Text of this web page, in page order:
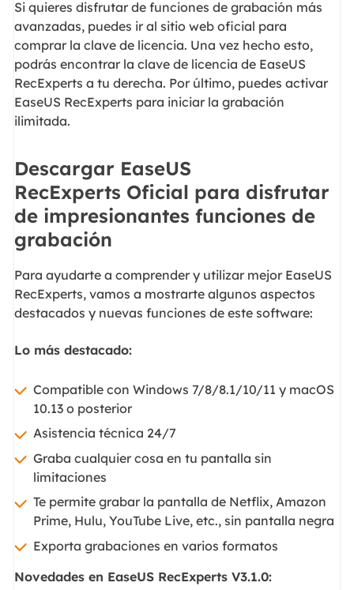
Si quieres disfrutar de funciones de grabación más
avanzadas, puedes ir al sitio web oficial para
comprar la clave de licencia. Una vez hecho esto,
podrás encontrar la clave de licencia de EaseUS
RecExperts a tu derecha. Por último, puedes activar
EaseUS RecExperts para iniciar la grabación
ilimitada.
Descargar EaseUS
RecExperts Oficial para disfrutar
de impresionantes funciones de
grabación
Para ayudarte a comprender y utilizar mejor EaseUS
RecExperts, vamos a mostrarte algunos aspectos
destacados y nuevas funciones de este software:
Lo más destacado:
Compatible con Windows 7/8/8.1/10/11 y macOS
10.13 o posterior
Asistencia técnica 24/7
Graba cualquier cosa en tu pantalla sin
limitaciones
Te permite grabar la pantalla de Netflix, Amazon
Prime, Hulu, YouTube Live, etc., sin pantalla negra
Exporta grabaciones en varios formatos
Novedades en EaseUS RecExperts V3.1.0: